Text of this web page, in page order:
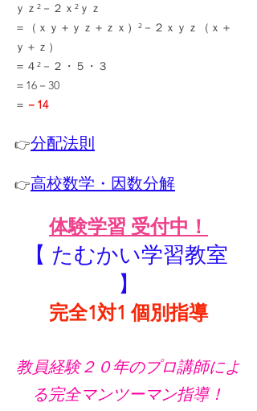
ｙｚ²－２ｘ²ｙｚ
＝（ｘｙ＋ｙｚ＋ｚｘ）²－２ｘｙｚ（ｘ＋
ｙ＋ｚ）
＝４²－２・５・３
＝16－30
＝ －14
👉分配法則
👉高校数学・因数分解
体験学習 受付中！
【 たむかい学習教室
】
完全1対1 個別指導
教員経験２０年のプロ講師によ
る完全マンツーマン指導！